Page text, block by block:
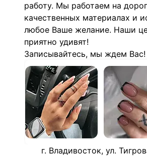
работу. Мы работаем на
качественных материалах и
любое Ваше желание. Наши
приятно удивят!
Записывайтесь, мы ждем Вас!
г. Владивосток, ул.